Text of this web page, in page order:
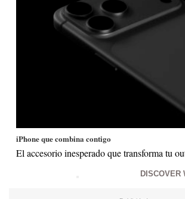
iPhone que combina contigo
El accesorio inesperado que transforma tu
DISCOVER